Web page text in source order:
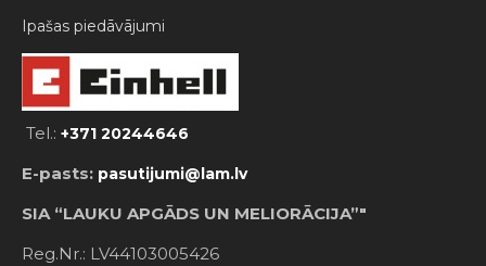
Ipašas piedāvājumi
Tel.: +371 20244646
E-pasts: pasutijumi@lam.lv
SIA “LAUKU APGĀDS UN MELIORĀCIJA”"
Reg.Nr.: LV44103005426